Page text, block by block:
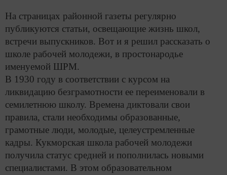
На страницах районной газеты регулярно
публикуются статьи, освещающие жизнь школ,
встречи выпускников. Вот и я решил рассказать о
школе рабочей молодежи, в простонародье
именуемой ШРМ.
В 1930 году в соответствии с курсом на
ликвидацию безграмотности ее переименовали в
семилетнюю школу. Времена диктовали свои
правила, стали необходимы образованные,
грамотные люди, молодые, целеустремленные
кадры. Кукморская школа рабочей молодежи
получила статус средней и пополнилась новыми
специалистами. В этом образовательном